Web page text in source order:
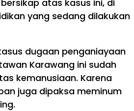
atas kasus ini, di
yang sedang dilakukan
dugaan penganiayaan
Karawang ini sudah
kemanusiaan. Karena
juga dipaksa meminum